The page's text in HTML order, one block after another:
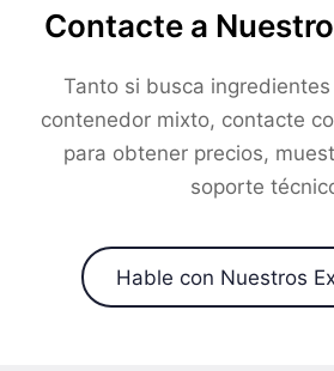
Contacte a
Tanto si busca
contenedor mixto, contacte
para obtener precios,
soporte
Hable con Nuestros